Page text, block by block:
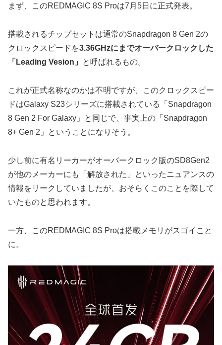
まず、このREDMAGIC 8S Proは7月5日に正式発表。
搭載されるチップセットは通常のSnapdragon 8 Gen 2の
クロックスピードを3.36GHzにまでオーバークロックした
「Leading Vesion」
と呼ばれるもの。
これが正式名称なのかは不明ですが、このクロックスピー
ドはGalaxy S23シリーズに搭載されている「Snapdragon
8 Gen 2 For Galaxy」と同じで、事実上の「Snapdragon
8+ Gen 2」ということになりそう。
少し前に有名リーカーがオーバークロック版のSD8Gen2
が他のメーカーにも「解放された」といったニュアンスの
情報をリークしていましたが、おそらくこのことを際して
いたものと思われます。
一方、このREDMAGIC 8S Proは搭載メモリがスゴイこと
に。